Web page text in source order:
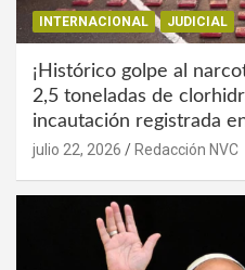
INTERNACIONAL JUDICIAL
¡Histórico golpe al
2,5 toneladas de
incautación registrada
julio 22, 2026 Redacción NVC